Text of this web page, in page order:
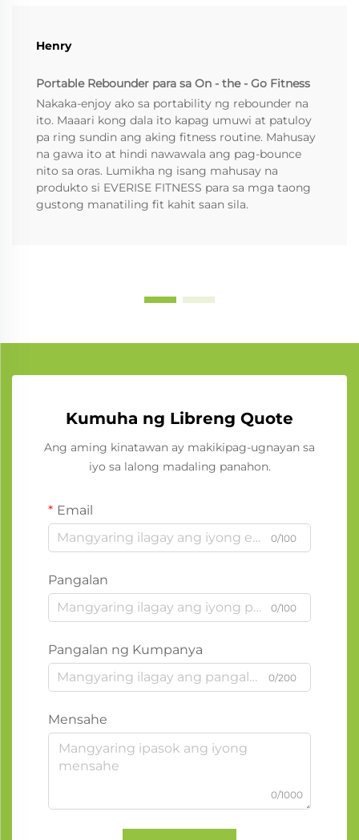
Henry
Portable Rebounder para sa On - the - Go Fitness
Nakaka-enjoy ako sa portability ng rebounder na
ito. Maaari kong dala ito kapag umuwi at patuloy
pa ring sundin ang aking fitness routine. Mahusay
na gawa ito at hindi nawawala ang pag-bounce
nito sa oras. Lumikha ng isang mahusay na
produkto si EVERISE FITNESS para sa mga taong
gustong manatiling fit kahit saan sila.
Kumuha ng Libreng Quote
Ang aming kinatawan ay makikipag-ugnayan sa
iyo sa lalong madaling panahon.
Email
0/100
Pangalan
0/100
Pangalan ng Kumpanya
0/200
Mensahe
0/1000